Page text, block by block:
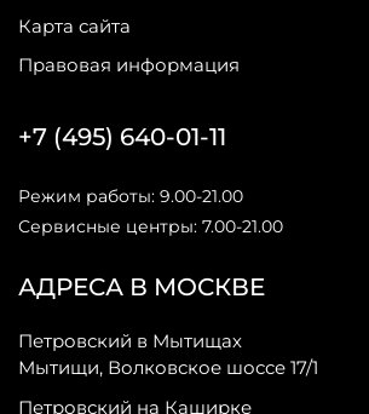
Карта сайта
Правовая информация
АДРЕСА В МОСКВЕ
Петровский в Мытищах
Мытищи, Волковское шоссе 17/1
Петровский на Каширке
+7 (495) 640-01-11
Режим работы: 9.00-21.00
Сервисные центры: 7.00-21.00